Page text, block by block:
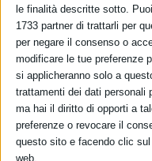
le finalità descritte sotto.
1733 partner di trattarli per
per negare il consenso o
modificare le tue preferenze
si applicheranno solo a
trattamenti dei dati personali
ma hai il diritto di opporti a
preferenze o revocare il
questo sito e facendo clic
web.